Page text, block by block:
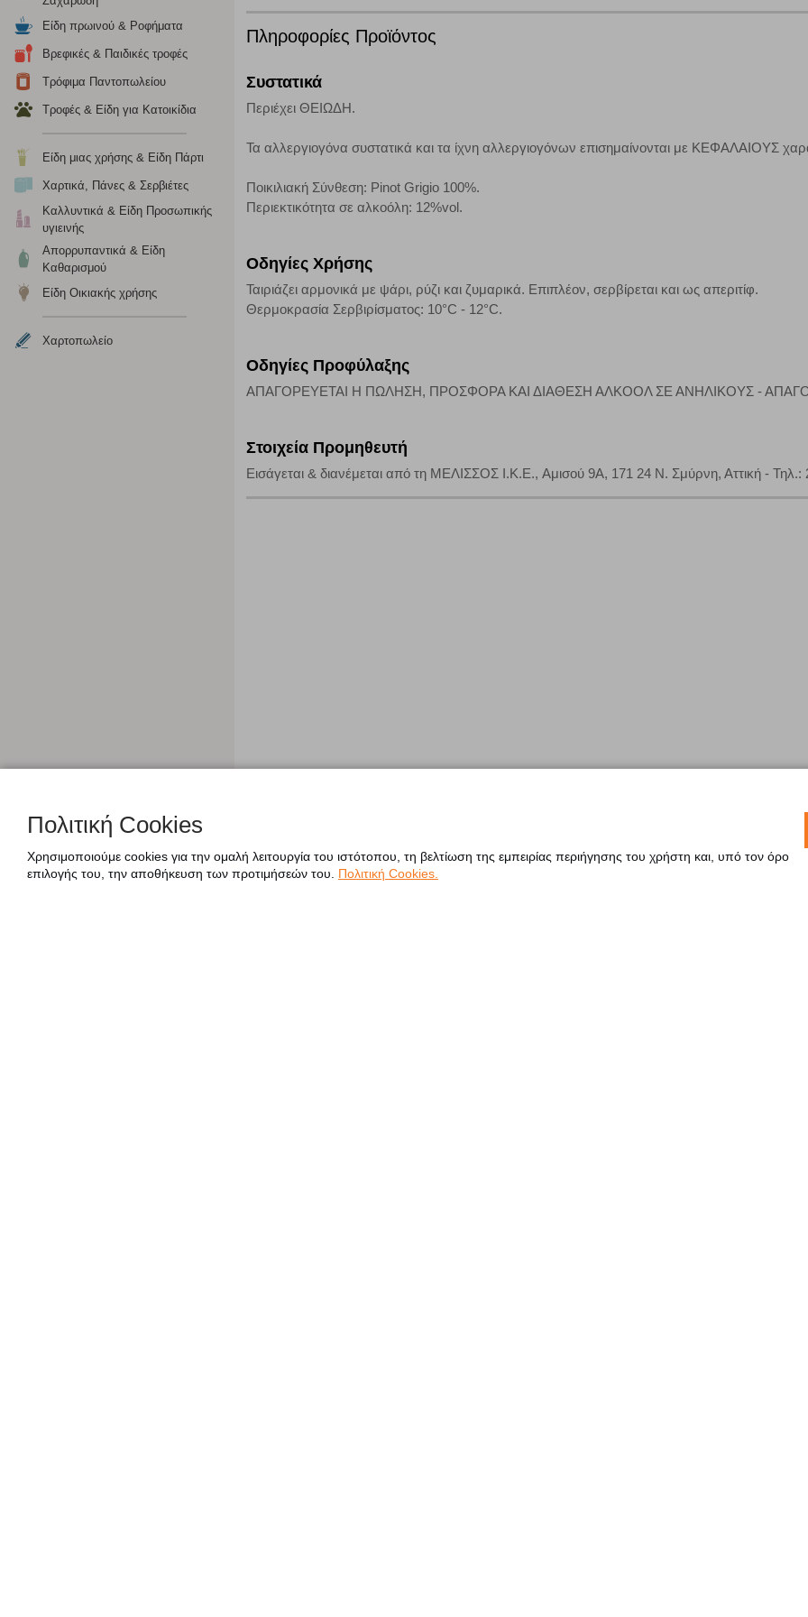
Είδη πρωινού & Ροφήματα
Βρεφικές & Παιδικές τροφές
Τρόφιμα Παντοπωλείου
Τροφές & Είδη για Κατοικίδια
Είδη μιας χρήσης & Είδη Πάρτι
Χαρτικά, Πάνες & Σερβιέτες
Καλλυντικά & Είδη Προσωπικής
υγιεινής
Απορρυπαντικά & Είδη
Καθαρισμού
Είδη Οικιακής χρήσης
Χαρτοπωλείο
Πληροφορίες Προϊόντος
Συστατικά
Περιέχει ΘΕΙΩΔΗ.
Τα αλλεργιογόνα συστατικά και τα ίχνη αλλεργιογόνων επισημαίνονται με ΚΕΦΑΛΑΙΟΥΣ
Ποικιλιακή Σύνθεση: Pinot Grigio 100%.
Περιεκτικότητα σε αλκοόλη: 12%vol.
Οδηγίες Χρήσης
Ταιριάζει αρμονικά με ψάρι, ρύζι και ζυμαρικά. Επιπλέον, σερβίρεται και ως απεριτίφ.
Θερμοκρασία Σερβιρίσματος: 10°C - 12°C.
Οδηγίες Προφύλαξης
ΑΠΑΓΟΡΕΥΕΤΑΙ Η ΠΩΛΗΣΗ, ΠΡΟΣΦΟΡΑ ΚΑΙ ΔΙΑΘΕΣΗ ΑΛΚΟΟΛ ΣΕ ΑΝΗΛΙΚΟΥΣ -
Στοιχεία Προμηθευτή
Εισάγεται & διανέμεται από τη ΜΕΛΙΣΣΟΣ I.K.E., Αμισού 9Α, 171 24 Ν. Σμύρνη, Αττική - Τηλ.:
Πολιτική Cookies
Χρησιμοποιούμε cookies για την ομαλή λειτουργία του ιστότοπου, τη βελτίωση της εμπειρίας περιήγησης του χρήστη και, υπό τον όρο
επιλογής του, την αποθήκευση των προτιμήσεών του.
Πολιτική Cookies.
οποίων τις υπηρεσίες έχουμε επιλέξει. Αν δεν επιτρέψετε την αποδοχή αυτής της κατηγορίας cookies, ορισμένες ή όλες από αυτές τις
Cookies στόχευσης
για τη δημιουργία ενός προφίλ των ενδιαφερόντων σας και για την εμφάνιση σχετικών διαφημίσεων σε άλλες τοποθεσίες. Τα cookies
το πρόγραμμα περιήγησης και τη συσκευή σας. Αν δεν επιλέξετε τη συγκεκριμένη κατηγορία cookies, δεν θα λαμβάνετε στοχευμένες
Cookies απόδοσης
Η συγκεκριμένη κατηγορία cookies μας δίνει τη δυνατότητα να ενημερωνόμαστε για την επισκεψιμότητα του ιστότοπού μας, ώστε
τα cookies είναι συγκεντρωτικές και, συνεπώς, ανώνυμες. Αν δεν επιτρέψετε την αποδοχή αυτής της κατηγορίας cookies, δεν θα
Απολύτως απαραίτητα cookies
Η συγκεκριμένη κατηγορία cookies είναι απαραίτητη για τη λειτουργία του ιστότοπου και ενεργοποιημένη. Έχετε ωστόσο τη
αποκλείει ή να σας ειδοποιεί σχετικά με αυτά τα cookies, με το ενδεχόμενο σε αυτήν την περίπτωση ορισμένα τμήματα του ιστότοπου